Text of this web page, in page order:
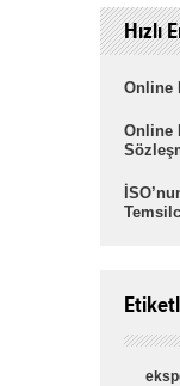
Hızlı
Online
Online